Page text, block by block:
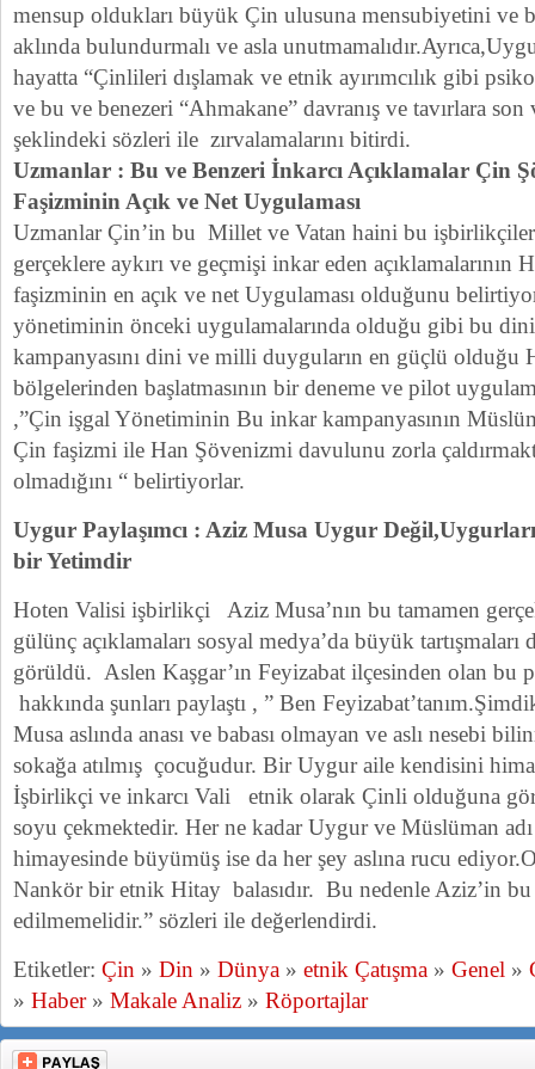
mensup oldukları büyük Çin ulusuna mensubiyetini
aklında bulundurmalı ve asla
hayatta “Çinlileri dışlamak ve etnik ayırımcılık gibi
ve bu ve benezeri “Ahmakane” davranış ve tavırlara
şeklindeki sözleri ile zırvalamalarını bitirdi.
Uzmanlar : Bu ve Benzeri İnkarcı Açıklamalar Çin
Faşizminin Açık ve Net Uygulaması
Uzmanlar Çin’in bu Millet ve Vatan haini bu
gerçeklere aykırı ve geçmişi inkar eden
faşizminin en açık ve net Uygulaması olduğunu
yönetiminin önceki uygulamalarında olduğu gibi bu
kampanyasını dini ve milli duyguların en güçlü olduğu
bölgelerinden başlatmasının bir deneme ve pilot
,”Çin işgal Yönetiminin Bu inkar kampanyasının
Çin faşizmi ile Han Şövenizmi davulunu zorla
olmadığını “ belirtiyorlar.
Uygur Paylaşımcı : Aziz Musa Uygur
bir Yetimdir
Hoten Valisi işbirlikçi Aziz Musa’nın bu tamamen
gülünç açıklamaları sosyal medya’da büyük
görüldü. Aslen Kaşgar’ın Feyizabat ilçesinden olan bu
hakkında şunları paylaştı , ” Ben
Musa aslında anası ve babası olmayan ve aslı nesebi
sokağa atılmış çocuğudur. Bir Uygur aile kendisini
İşbirlikçi ve inkarcı Vali etnik olarak Çinli olduğuna
soyu çekmektedir. Her ne kadar Uygur ve Müslüman
himayesinde büyümüş ise da her şey aslına rucu
Nankör bir etnik Hitay balasıdır. Bu nedenle Aziz’in bu
edilmemelidir.” sözleri ile değerlendirdi.
Etiketler: Çin » Din » Dünya » etnik Çatışma » Genel »
» Haber» Makale Analiz » Röportajlar